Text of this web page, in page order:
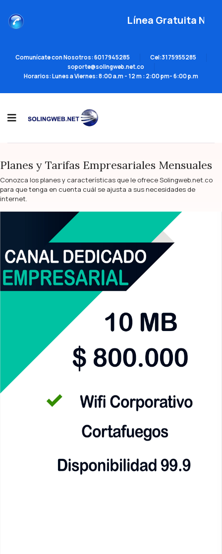
Línea Gratuita
Comunícate con Nosotros: 6017945285
Cel:3175955285
soporte@solingweb.net.co
Horarios: Lunes a Viernes: 8:00 a.m - 12 m : 2:00 pm- 6:00 p.m
INICIO INF USUARIOS
Planes y Tarifas Empresariales Mensuales
Conozca los planes y características que le ofrece Solingweb.net.co
para que tenga en cuenta cuál se ajusta a sus necesidades de
internet.